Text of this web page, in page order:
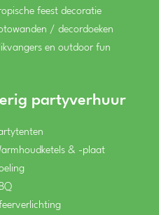
feest decoratie
/ decordoeken
en outdoor fun
partyverhuur
& -plaat